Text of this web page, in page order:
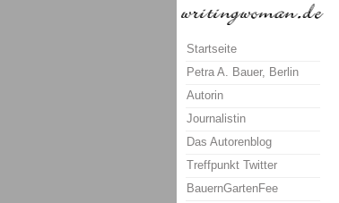
Startseite
Petra A. Bauer, Berlin
Autorin
Journalistin
Das Autorenblog
Treffpunkt Twitter
BauernGartenFee